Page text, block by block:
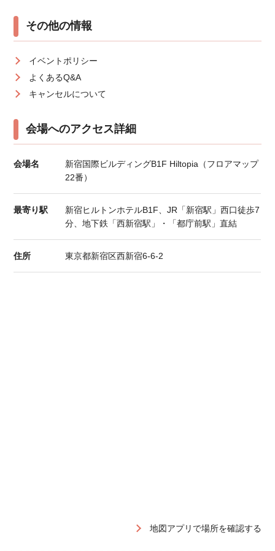
その他の情報
イベントポリシー
よくあるQ&A
キャンセルについて
会場へのアクセス詳細
会場名
新宿国際ビルディングB1F Hiltopia（フロアマップ
22番）
最寄り駅
新宿ヒルトンホテルB1F、JR「新宿駅」西口徒歩7
分、地下鉄「西新宿駅」・「都庁前駅」直結
住所 東京都新宿区西新宿6-6-2
地図アプリで場所を確認する